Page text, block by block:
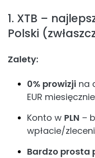
1. XTB –
Polski
Zalety:
0% prowizji na
EUR
Konto w PLN –
wpłacie/
Bardzo prosta